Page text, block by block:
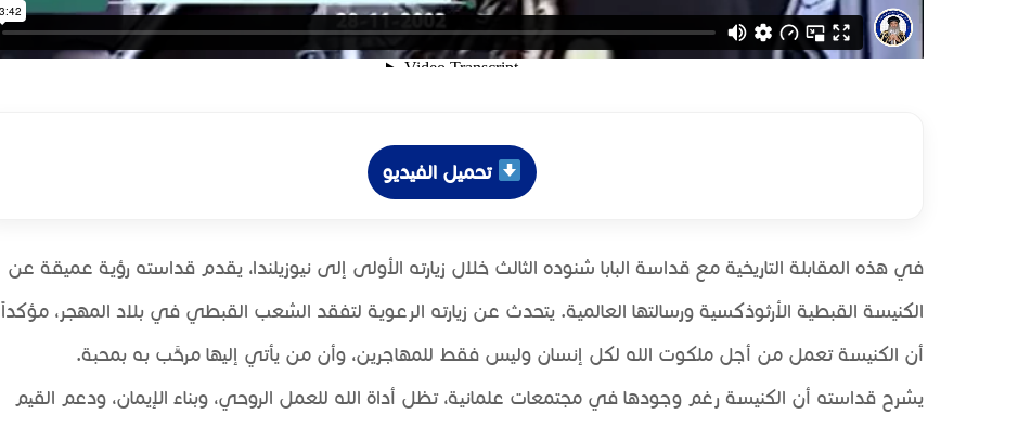
تحميل الفيديو
في هذه المقابلة التاريخية مع قداسة البابا شنوده الثالث خلال زيارته الأولى إلى نيوزيلندا، يقدم قداسته رؤية عميقة عن
الكنيسة القبطية الأرثوذكسية ورسالتها العالمية. يتحدث عن زيارته الرعوية لتفقد الشعب القبطي في بلاد المهجر، مؤكداً
أن الكنيسة تعمل من أجل ملكوت الله لكل إنسان وليس فقط للمهاجرين، وأن من يأتي إليها مرحَّب به بمحبة.
يشرح قداسته أن الكنيسة رغم وجودها في مجتمعات علمانية، تظل أداة الله للعمل الروحي، وبناء الإيمان، ودعم القيم